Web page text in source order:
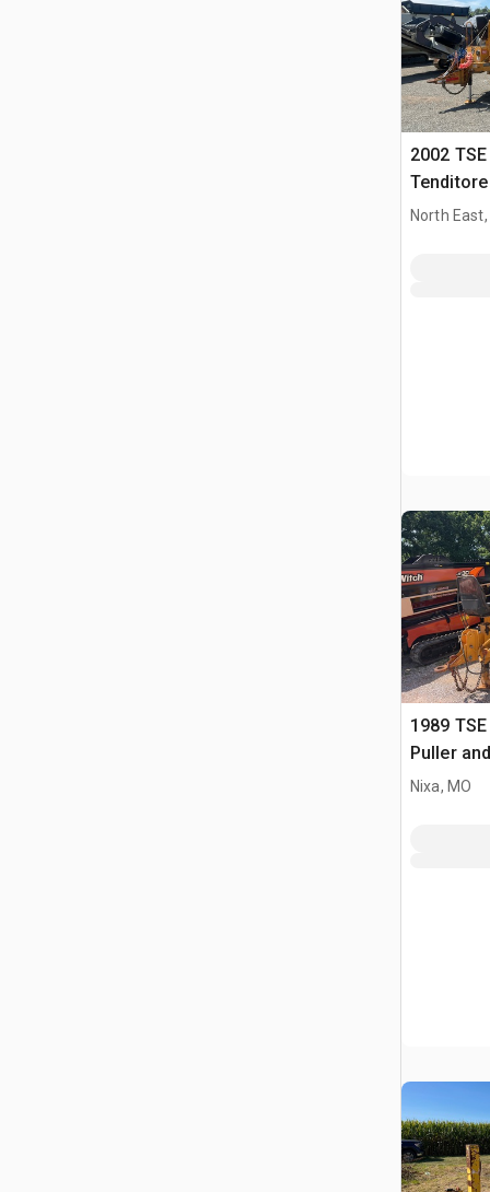
2002
Tenditore
North East,
1989
Puller
Nixa, MO